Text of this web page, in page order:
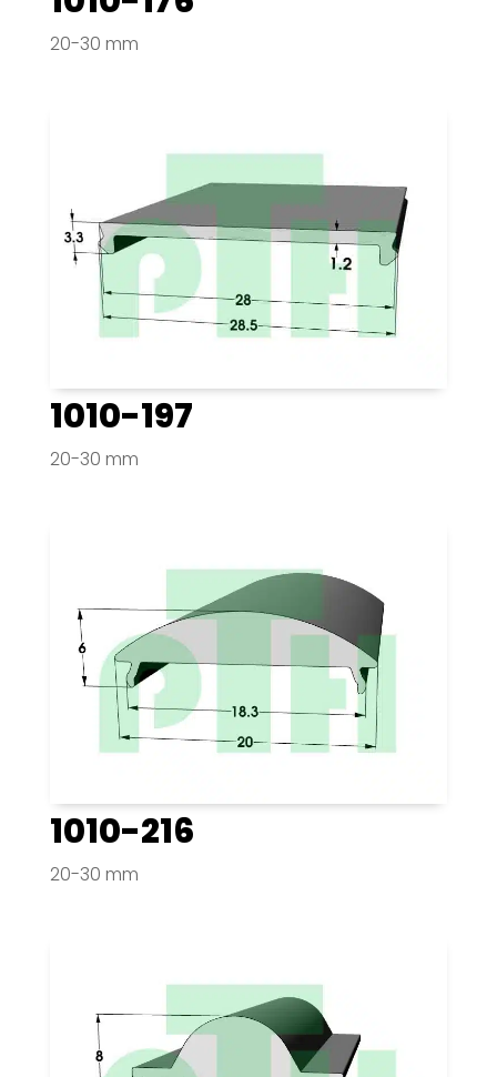
20-30 mm
1010-197
20-30 mm
1010-216
20-30 mm